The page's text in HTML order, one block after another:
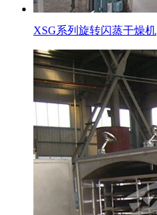
XSG系列旋转闪蒸干燥机